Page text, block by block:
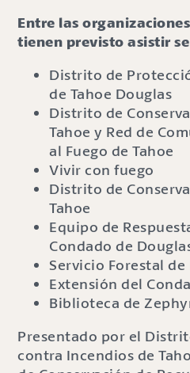
Entre las
tienen previsto asistir
Distrito de
de Tahoe Douglas
Distrito de
Tahoe y Red de
al Fuego de Tahoe
Vivir con fuego
Distrito de
Tahoe
Equipo de
Condado de
Servicio Forestal de
Extensión del
Biblioteca de
Presentado por el
contra Incendios de